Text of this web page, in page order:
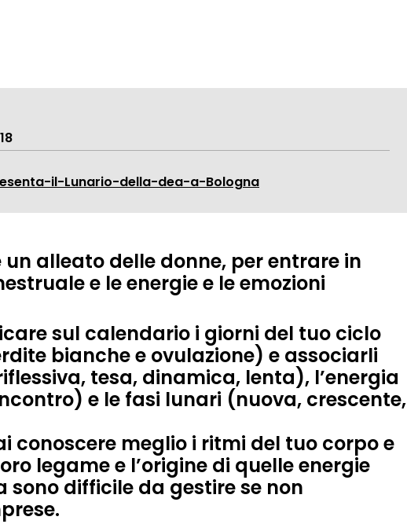
il-Lunario-della-dea-a-Bologna
un alleato delle donne, per entrare in
e le energie e le emozioni
sul calendario i giorni del tuo ciclo
bianche e ovulazione) e associarli
tesa, dinamica, lenta), l’energia
e le fasi lunari (nuova, crescente,
conoscere meglio i ritmi del tuo corpo e
legame e l’origine di quelle energie
difficile da gestire se non